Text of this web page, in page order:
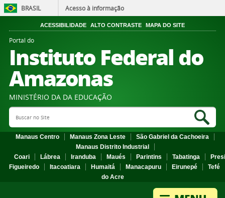
BRASIL Acesso à informação
ACESSIBILIDADE ALTO CONTRASTE MAPA DO SITE
Portal do
Instituto Federal do
Amazonas
MINISTÉRIO DA DA EDUCAÇÃO
Search Site
Manaus Centro Manaus Zona Leste
São Gabriel da Cachoeira
Manaus Distrito Industrial
Coari
Lábrea Iranduba Maués Parintins Tabatinga
Figueiredo
Itacoatiara Humaitá Manacapuru Eirunepé
Tefé
do Acre